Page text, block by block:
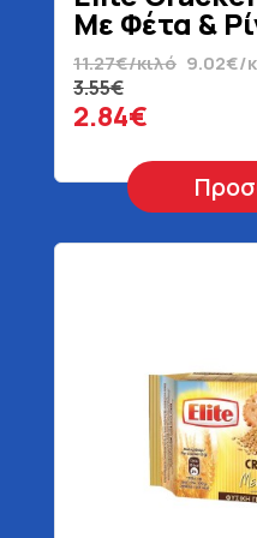
Με Φέτα &
11.27€/κιλό 9.02€/
3.55€
2.84€